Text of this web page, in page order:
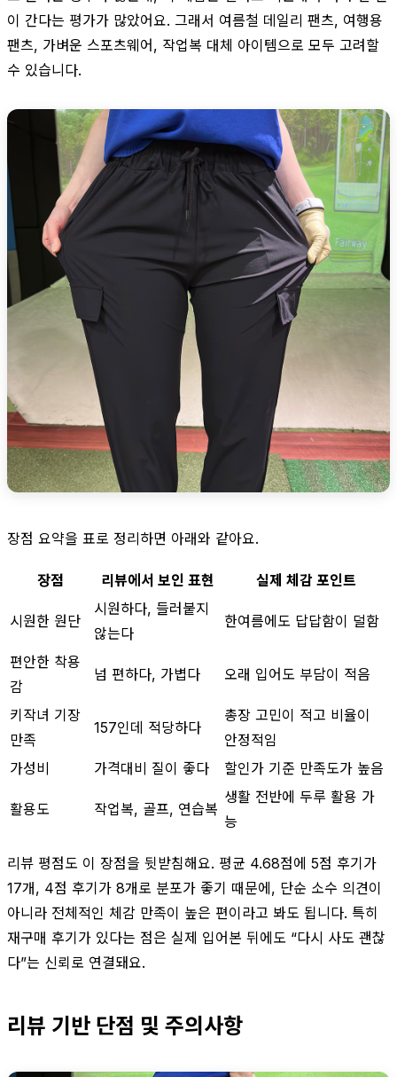
이 간다는 평가가 많았어요. 그래서 여름철 데일리 팬츠, 여행용
팬츠, 가벼운 스포츠웨어, 작업복 대체 아이템으로 모두 고려할
수 있습니다.
장점 요약을 표로 정리하면 아래와 같아요.
장점 리뷰에서 보인 표현 실제 체감 포인트
시원한 원단
시원하다, 들러붙지
않는다
한여름에도 답답함이 덜함
편안한 착용
감
넘 편하다, 가볍다 오래 입어도 부담이 적음
키작녀 기장
만족
157인데 적당하다
총장 고민이 적고 비율이
안정적임
가성비
가격대비 질이 좋다 할인가 기준 만족도가 높음
활용도 작업복, 골프, 연습복
생활 전반에 두루 활용 가
능
리뷰 평점도 이 장점을 뒷받침해요. 평균 4.68점에 5점 후기가
17개, 4점 후기가 8개로 분포가 좋기 때문에, 단순 소수 의견이
아니라 전체적인 체감 만족이 높은 편이라고 봐도 됩니다. 특히
재구매 후기가 있다는 점은 실제 입어본 뒤에도 “다시 사도 괜찮
다”는 신뢰로 연결돼요.
리뷰 기반 단점 및 주의사항